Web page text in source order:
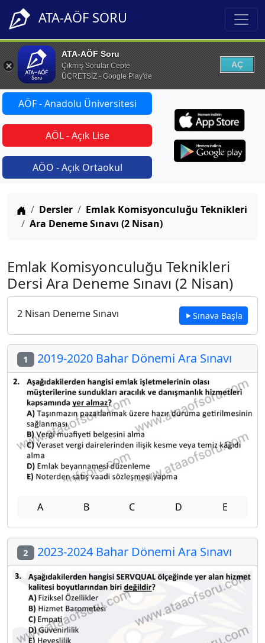
ATA-AÖF SORU
ATA-AÖF Soru
Çıkmış Sorular Cepte
ÜCRETSİZ - Google Play'de
AÇ
AÖF - Anadolu Üniversitesi
AÖL - Açık Lise
AÖO - Açık Ortaokul
Anasayfa
Dersler
Emlak Komisyonculuğu Teknikleri
Ara Deneme Sınavı (2 Nisan)
Emlak Komisyonculuğu Teknikleri
Dersi Ara Deneme Sınavı (2 Nisan)
2 Nisan Deneme Sınavı Sınava Başla
1 2019-2020 Bahar Dönemi Ara Sınavı
A B C D E
2 2023-2024 Bahar Dönemi Ara Sınavı